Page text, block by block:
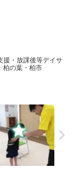
・放課後等デイサ
柏の葉・柏市